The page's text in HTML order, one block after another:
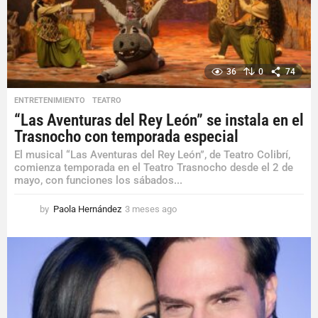
g
36 0 74
ENTRETENIMIENTO ,TEATRO
“Las Aventuras del Rey León” se instala en el
Trasnocho con temporada especial
El musical “Las Aventuras del Rey León”, de Teatro Colibrí,
comienza temporada en el Teatro Trasnocho desde el 2 de
mayo, con funciones los sábados...
by Paola Hernández 3 meses ago
e
g